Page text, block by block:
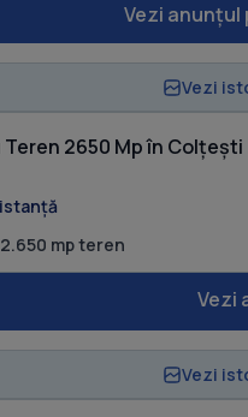
Vezi anunțul
Vezi
2650 Mp în Colțești
2.650 mp teren
Vezi
Vezi